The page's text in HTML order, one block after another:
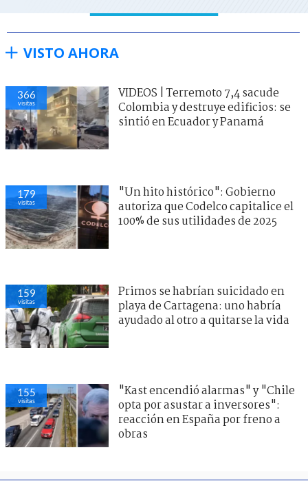
VISTO AHORA
366
visitas
VIDEOS | Terremoto 7,4 sacude
Colombia y destruye edificios: se
sintió en Ecuador y Panamá
179
visitas
"Un hito histórico": Gobierno
autoriza que Codelco capitalice el
100% de sus utilidades de 2025
159
visitas
Primos se habrían suicidado en
playa de Cartagena: uno habría
ayudado al otro a quitarse la vida
155
visitas
"Kast encendió alarmas" y "Chile
opta por asustar a inversores":
reacción en España por freno a
obras